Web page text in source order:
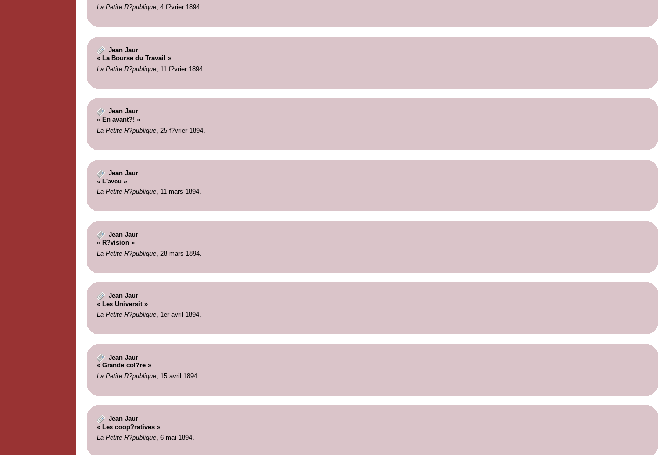
La Petite R?publique, 4 f?vrier 1894.
Jean Jaur
« La Bourse du Travail »
La Petite R?publique, 11 f?vrier 1894.
Jean Jaur
« En avant?! »
La Petite R?publique, 25 f?vrier 1894.
Jean Jaur
« L'aveu »
La Petite R?publique, 11 mars 1894.
Jean Jaur
« R?vision »
La Petite R?publique, 28 mars 1894.
Jean Jaur
« Les Universit »
La Petite R?publique, 1er avril 1894.
Jean Jaur
« Grande col?re »
La Petite R?publique, 15 avril 1894.
Jean Jaur
« Les coop?ratives »
La Petite R?publique, 6 mai 1894.